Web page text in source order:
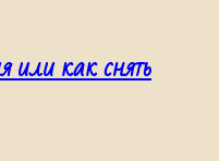
или как снять